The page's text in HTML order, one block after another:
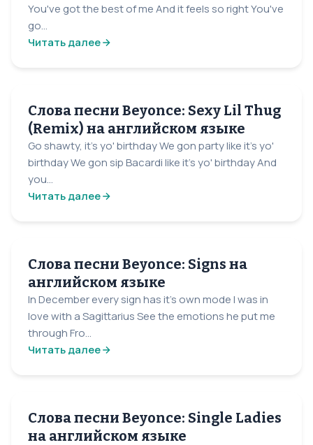
You've got the best of me And it feels so right You've
go...
Читать далее
Слова песни Beyonce: Sexy Lil Thug
(Remix) на английском языке
Go shawty, it's yo' birthday We gon party like it's yo'
birthday We gon sip Bacardi like it's yo' birthday And
you...
Читать далее
Слова песни Beyonce: Signs на
английском языке
In December every sign has it's own mode I was in
love with a Sagittarius See the emotions he put me
through Fro...
Читать далее
Слова песни Beyonce: Single Ladies
на английском языке